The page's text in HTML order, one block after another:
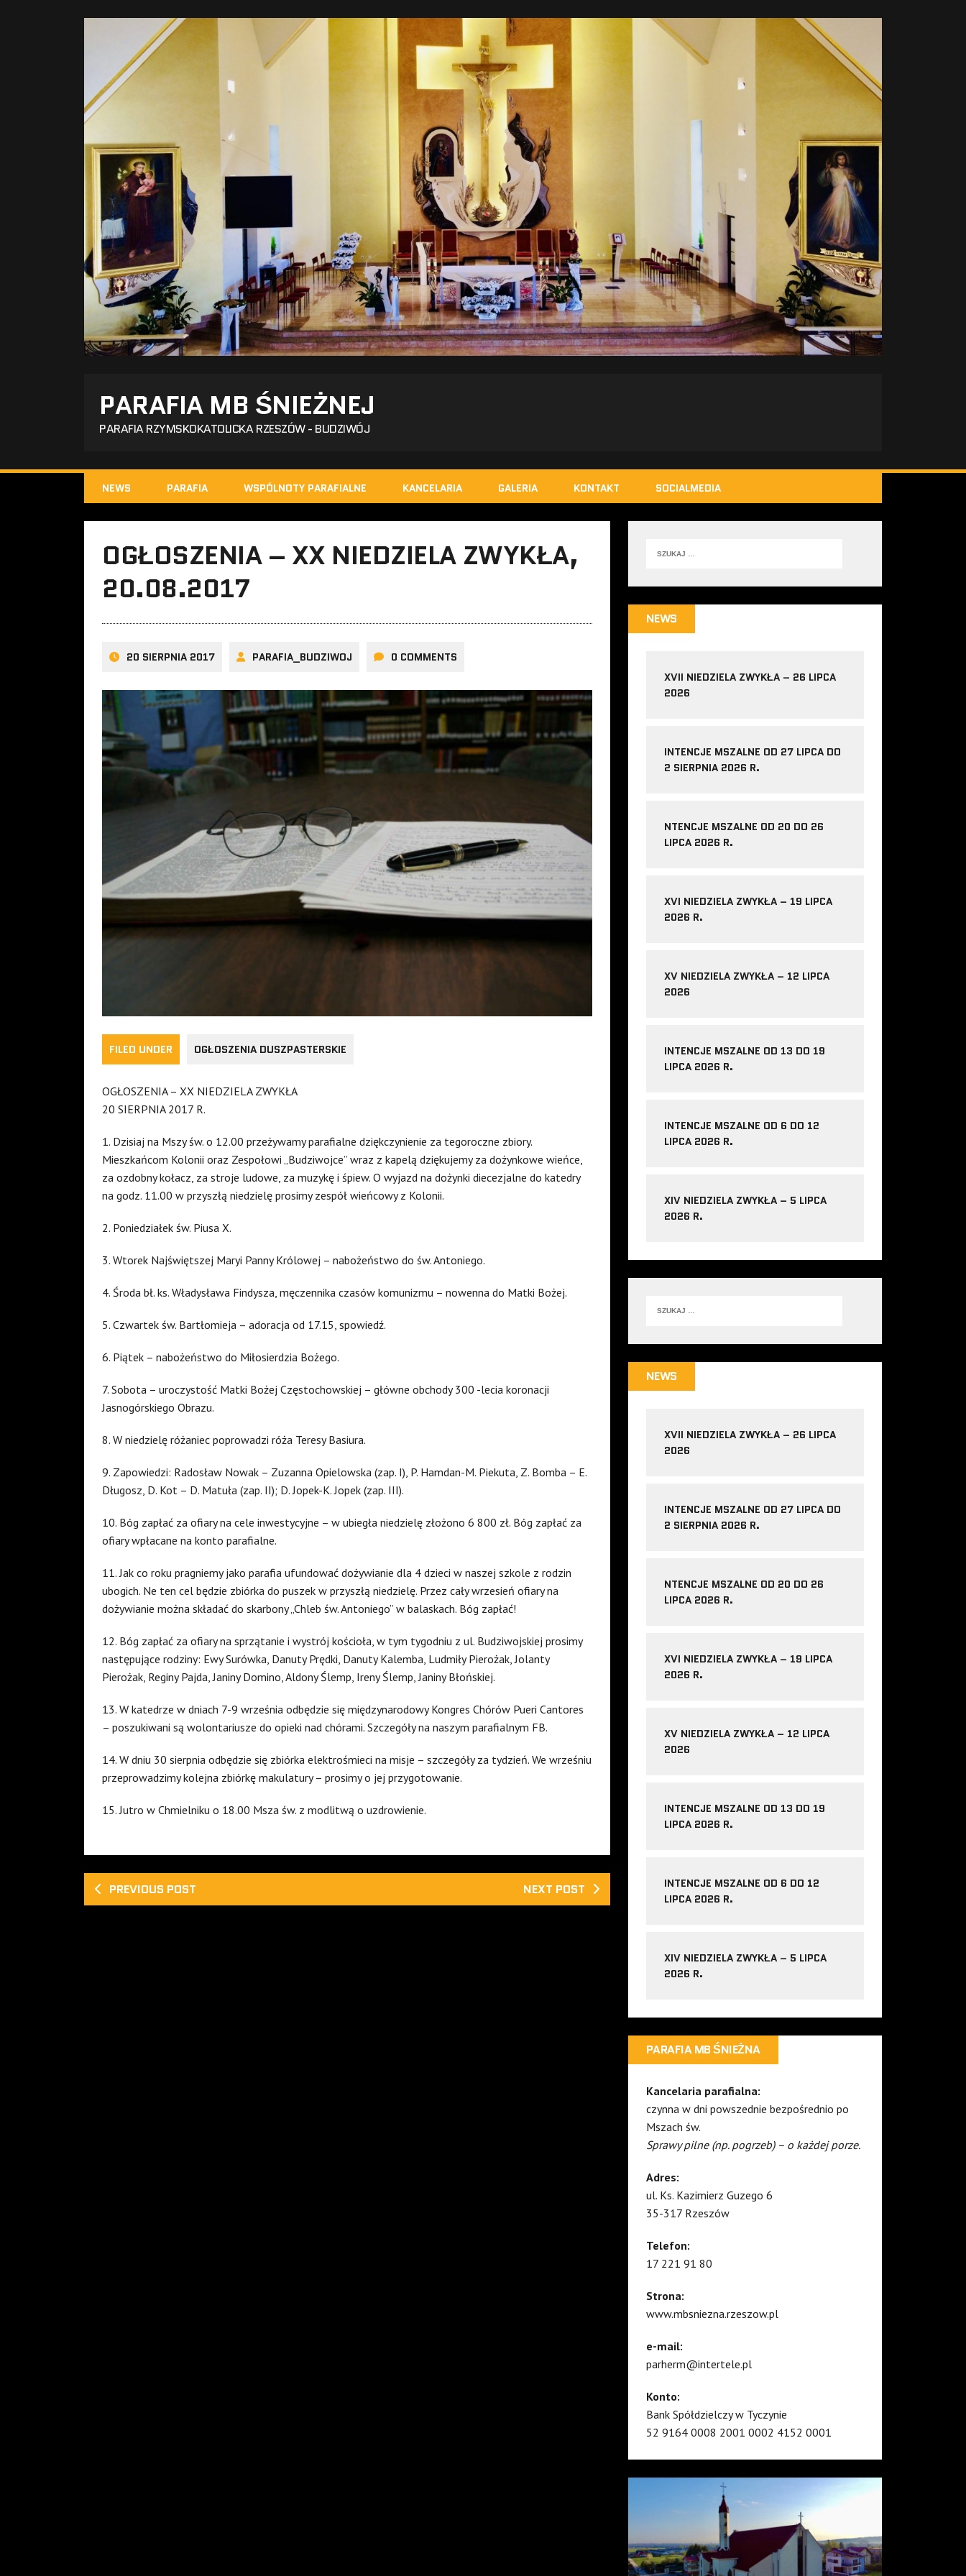
PARAFIA MB ŚNIEŻNEJ
PARAFIA RZYMSKOKATOLICKA RZESZÓW - BUDZIWÓJ
NEWS PARAFIA WSPÓLNOTY PARAFIALNE KANCELARIA GALERIA KONTAKT SOCIALMEDIA
OGŁOSZENIA – XX NIEDZIELA ZWYKŁA,
20.08.2017
20 SIERPNIA 2017 PARAFIA_BUDZIWOJ 0 COMMENTS
FILED UNDER OGŁOSZENIA DUSZPASTERSKIE
OGŁOSZENIA – XX NIEDZIELA ZWYKŁA
20 SIERPNIA 2017 R.
1. Dzisiaj na Mszy św. o 12.00 przeżywamy parafialne dziękczynienie za tegoroczne zbiory.
Mieszkańcom Kolonii oraz Zespołowi „Budziwojce” wraz z kapelą dziękujemy za dożynkowe wieńce,
za ozdobny kołacz, za stroje ludowe, za muzykę i śpiew. O wyjazd na dożynki diecezjalne do katedry
na godz. 11.00 w przyszłą niedzielę prosimy zespół wieńcowy z Kolonii.
2. Poniedziałek św. Piusa X.
3. Wtorek Najświętszej Maryi Panny Królowej – nabożeństwo do św. Antoniego.
4. Środa bł. ks. Władysława Findysza, męczennika czasów komunizmu – nowenna do Matki Bożej.
5. Czwartek św. Bartłomieja – adoracja od 17.15, spowiedź.
6. Piątek – nabożeństwo do Miłosierdzia Bożego.
7. Sobota – uroczystość Matki Bożej Częstochowskiej – główne obchody 300 -lecia koronacji
Jasnogórskiego Obrazu.
8. W niedzielę różaniec poprowadzi róża Teresy Basiura.
9. Zapowiedzi: Radosław Nowak – Zuzanna Opielowska (zap. I), P. Hamdan-M. Piekuta, Z. Bomba – E.
Długosz, D. Kot – D. Matuła (zap. II); D. Jopek-K. Jopek (zap. III).
10. Bóg zapłać za ofiary na cele inwestycyjne – w ubiegła niedzielę złożono 6 800 zł. Bóg zapłać za
ofiary wpłacane na konto parafialne.
11. Jak co roku pragniemy jako parafia ufundować dożywianie dla 4 dzieci w naszej szkole z rodzin
ubogich. Ne ten cel będzie zbiórka do puszek w przyszłą niedzielę. Przez cały wrzesień ofiary na
dożywianie można składać do skarbony „Chleb św. Antoniego” w balaskach. Bóg zapłać!
12. Bóg zapłać za ofiary na sprzątanie i wystrój kościoła, w tym tygodniu z ul. Budziwojskiej prosimy
następujące rodziny: Ewy Surówka, Danuty Prędki, Danuty Kalemba, Ludmiły Pierożak, Jolanty
Pierożak, Reginy Pajda, Janiny Domino, Aldony Ślemp, Ireny Ślemp, Janiny Błońskiej.
13. W katedrze w dniach 7-9 września odbędzie się międzynarodowy Kongres Chórów Pueri Cantores
– poszukiwani są wolontariusze do opieki nad chórami. Szczegóły na naszym parafialnym FB.
14. W dniu 30 sierpnia odbędzie się zbiórka elektrośmieci na misje – szczegóły za tydzień. We wrześniu
przeprowadzimy kolejna zbiórkę makulatury – prosimy o jej przygotowanie.
15. Jutro w Chmielniku o 18.00 Msza św. z modlitwą o uzdrowienie.
PREVIOUS POST NEXT POST
NEWS
XVII NIEDZIELA ZWYKŁA – 26 LIPCA
2026
INTENCJE MSZALNE OD 27 LIPCA DO
2 SIERPNIA 2026 R.
NTENCJE MSZALNE OD 20 DO 26
LIPCA 2026 R.
XVI NIEDZIELA ZWYKŁA – 19 LIPCA
2026 R.
XV NIEDZIELA ZWYKŁA – 12 LIPCA
2026
INTENCJE MSZALNE OD 13 DO 19
LIPCA 2026 R.
INTENCJE MSZALNE OD 6 DO 12
LIPCA 2026 R.
XIV NIEDZIELA ZWYKŁA – 5 LIPCA
2026 R.
NEWS
XVII NIEDZIELA ZWYKŁA – 26 LIPCA
2026
INTENCJE MSZALNE OD 27 LIPCA DO
2 SIERPNIA 2026 R.
NTENCJE MSZALNE OD 20 DO 26
LIPCA 2026 R.
XVI NIEDZIELA ZWYKŁA – 19 LIPCA
2026 R.
XV NIEDZIELA ZWYKŁA – 12 LIPCA
2026
INTENCJE MSZALNE OD 13 DO 19
LIPCA 2026 R.
INTENCJE MSZALNE OD 6 DO 12
LIPCA 2026 R.
XIV NIEDZIELA ZWYKŁA – 5 LIPCA
2026 R.
PARAFIA MB ŚNIEŻNA
Kancelaria parafialna:
czynna w dni powszednie bezpośrednio po
Mszach św.
Sprawy pilne (np. pogrzeb) – o każdej porze.
Adres:
ul. Ks. Kazimierz Guzego 6
35-317 Rzeszów
Telefon:
17 221 91 80
Strona:
www.mbsniezna.rzeszow.pl
e-mail:
parherm@intertele.pl
Konto:
Bank Spółdzielczy w Tyczynie
52 9164 0008 2001 0002 4152 0001